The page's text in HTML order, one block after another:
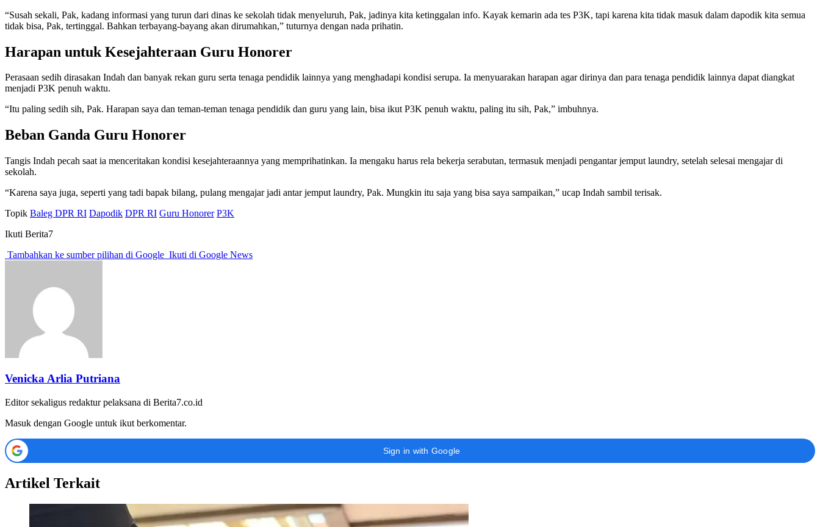
“Susah sekali, Pak, kadang informasi yang turun dari dinas ke sekolah tidak menyeluruh, Pak, jadinya kita ketinggalan info. Kayak kemarin ada tes P3K, tapi karena kita tidak masuk dalam dapodik kita semua
tidak bisa, Pak, tertinggal. Bahkan terbayang-bayang akan dirumahkan,” tuturnya dengan nada prihatin.
Harapan untuk Kesejahteraan Guru Honorer
Perasaan sedih dirasakan Indah dan banyak rekan guru serta tenaga pendidik lainnya yang menghadapi kondisi serupa. Ia menyuarakan harapan agar dirinya dan para tenaga pendidik lainnya dapat diangkat
menjadi P3K penuh waktu.
“Itu paling sedih sih, Pak. Harapan saya dan teman-teman tenaga pendidik dan guru yang lain, bisa ikut P3K penuh waktu, paling itu sih, Pak,” imbuhnya.
Beban Ganda Guru Honorer
Tangis Indah pecah saat ia menceritakan kondisi kesejahteraannya yang memprihatinkan. Ia mengaku harus rela bekerja serabutan, termasuk menjadi pengantar jemput laundry, setelah selesai mengajar di
sekolah.
“Karena saya juga, seperti yang tadi bapak bilang, pulang mengajar jadi antar jemput laundry, Pak. Mungkin itu saja yang bisa saya sampaikan,” ucap Indah sambil terisak.
Topik Baleg DPR RI Dapodik DPR RI Guru Honorer P3K
Ikuti Berita7
Tambahkan ke sumber pilihan di Google Ikuti di Google News
Venicka Arlia Putriana
Editor sekaligus redaktur pelaksana di Berita7.co.id
Masuk dengan Google untuk ikut berkomentar.
Sign in with Google
Artikel Terkait